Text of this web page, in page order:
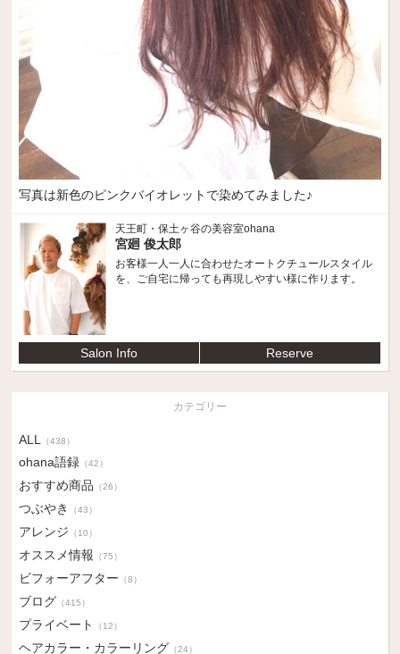
写真は新色のピンクバイオレットで染めてみました♪
天王町・保土ヶ谷の美容室ohana
宮廻 俊太郎
お客様一人一人に合わせたオートクチュールスタイル
を、ご自宅に帰っても再現しやすい様に作ります。
Salon Info Reserve
カテゴリー
ALL （438）
ohana語録 （42）
おすすめ商品 （26）
つぶやき （43）
アレンジ （10）
オススメ情報 （75）
ビフォーアフター （8）
ブログ （415）
プライベート （12）
ヘアカラー・カラーリング （24）